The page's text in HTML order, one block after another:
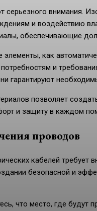
серьезного внимания.
и воздействию
обеспечивающие
элементы, как
и
гарантируют
позволяет
и защиту в каждом
проводов
кабелей
безопасной и
что место, где будут